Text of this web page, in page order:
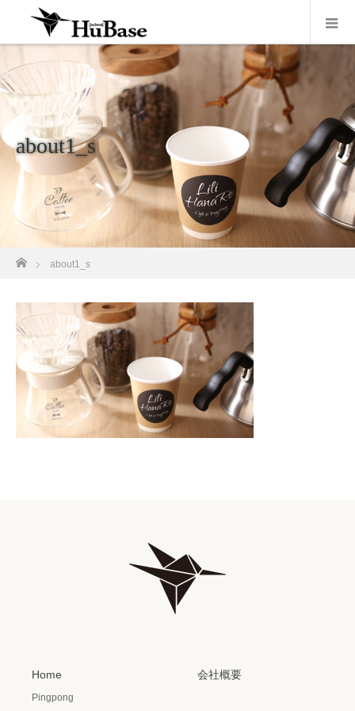
about1_s
about1_s
Home
Pingpong
会社概要